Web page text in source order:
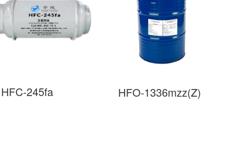
HFC-245fa HFO-1336mzz(Z)